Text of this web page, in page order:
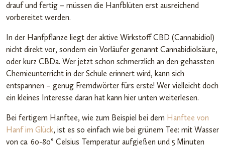
drauf und fertig – müssen die Hanfblüten erst ausreichend
vorbereitet werden.
In der Hanfpflanze liegt der aktive Wirkstoff CBD (Cannabidiol)
nicht direkt vor, sondern ein Vorläufer genannt Cannabidiolsäure,
oder kurz CBDa. Wer jetzt schon schmerzlich an den gehassten
Chemieunterricht in der Schule erinnert wird, kann sich
entspannen – genug Fremdwörter fürs erste! Wer vielleicht doch
ein kleines Interesse daran hat kann hier unten weiterlesen.
Bei fertigem Hanftee, wie zum Beispiel bei dem Hanftee von
Hanf im Glück, ist es so einfach wie bei grünem Tee: mit Wasser
von ca. 60-80° Celsius Temperatur aufgießen und 5 Minuten